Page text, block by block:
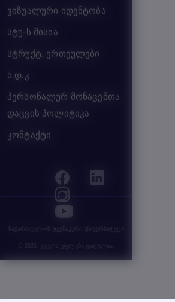
ვიზუალური იდენტობა
სტუ-ს მისია
სტრუქტ. ერთეულები
ხ.დ.კ
პერსონალურ მონაცემთა
დაცვის პოლიტიკა
კონტაქტი
საქართველოს ტექნიკური უნივერსიტეტი
© 2025. ყველა უფლება დაცულია.